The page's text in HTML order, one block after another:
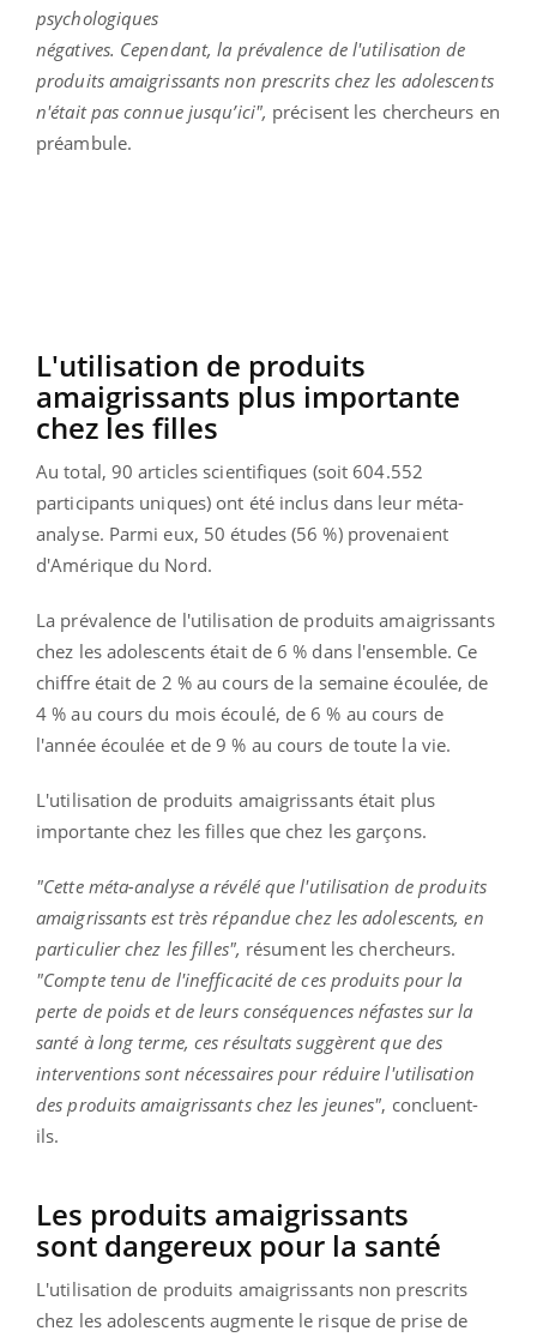
psychologiques
négatives. Cependant, la prévalence de l'utilisation de
produits amaigrissants non prescrits chez les adolescents
n'était pas connue jusqu’ici", précisent les chercheurs en
préambule.
L'utilisation de produits
amaigrissants plus importante
chez les filles
Au total, 90 articles scientifiques (soit 604.552
participants uniques) ont été inclus dans leur méta-
analyse. Parmi eux, 50 études (56 %) provenaient
d'Amérique du Nord.
La prévalence de l'utilisation de produits amaigrissants
chez les adolescents était de 6 % dans l'ensemble. Ce
chiffre était de 2 % au cours de la semaine écoulée, de
4 % au cours du mois écoulé, de 6 % au cours de
l'année écoulée et de 9 % au cours de toute la vie.
L'utilisation de produits amaigrissants était plus
importante chez les filles que chez les garçons.
"Cette méta-analyse a révélé que l'utilisation de produits
amaigrissants est très répandue chez les adolescents, en
particulier chez les filles", résument les chercheurs.
"Compte tenu de l'inefficacité de ces produits pour la
perte de poids et de leurs conséquences néfastes sur la
santé à long terme, ces résultats suggèrent que des
interventions sont nécessaires pour réduire l'utilisation
des produits amaigrissants chez les jeunes", concluent-
ils.
Les produits amaigrissants
sont dangereux pour la santé
L'utilisation de produits amaigrissants non prescrits
chez les adolescents augmente le risque de prise de